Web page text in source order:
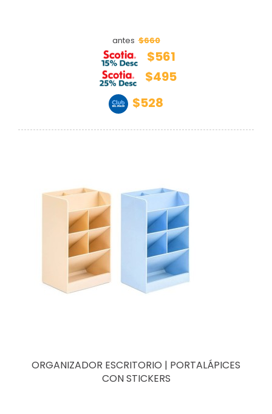
antes $660
$561
$495
$528
ORGANIZADOR ESCRITORIO | PORTALÁPICES
CON STICKERS